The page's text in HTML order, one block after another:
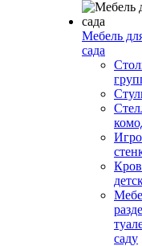
Мебель
сада
саду